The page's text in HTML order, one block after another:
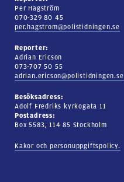
Per Hagström
070-329 80 45
per.hagstrom@polistidningen.se
Reporter:
Adrian Ericson
073-707 50 55
adrian.ericson@polistidningen.se
Besöksadress:
Adolf Fredriks kyrkogata 11
Postadress:
Box 5583, 114 85 Stockholm
Kakor och personuppgiftspolicy.